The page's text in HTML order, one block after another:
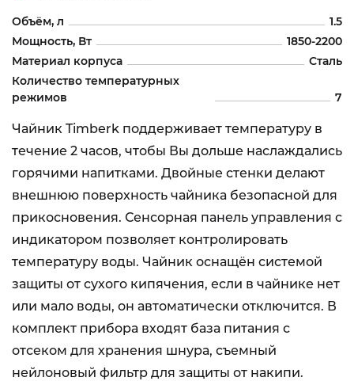
Объём, л
1.5
Мощность, Вт
1850-2200
Материал корпуса
Сталь
Количество температурных
режимов
7
Чайник Timberk поддерживает температуру в
течение 2 часов, чтобы Вы дольше наслаждались
горячими напитками. Двойные стенки делают
внешнюю поверхность чайника безопасной для
прикосновения. Сенсорная панель управления с
индикатором позволяет контролировать
температуру воды. Чайник оснащён системой
защиты от сухого кипячения, если в чайнике нет
или мало воды, он автоматически отключится. В
комплект прибора входят база питания с
отсеком для хранения шнура, съемный
нейлоновый фильтр для защиты от накипи.